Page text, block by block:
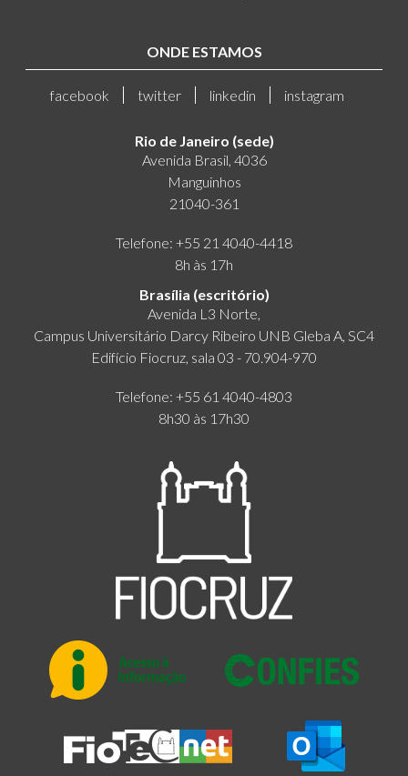
ONDE ESTAMOS
facebook twitter linkedin instagram
Rio de Janeiro (sede)
Avenida Brasil, 4036
Manguinhos
21040-361
Telefone: +55 21 4040-4418
8h às 17h
Brasília (escritório)
Avenida L3 Norte,
Campus Universitário Darcy Ribeiro UNB Gleba A, SC4
Edifício Fiocruz, sala 03 - 70.904-970
Telefone: +55 61 4040-4803
8h30 às 17h30